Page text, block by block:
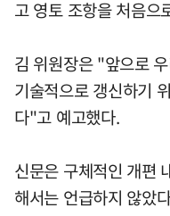
고 영토 조항을 처음으
김 위원장은 "앞으로
기술적으로 갱신하기
다"고 예고했다.
신문은 구체적인 개편
해서는 언급하지 않았